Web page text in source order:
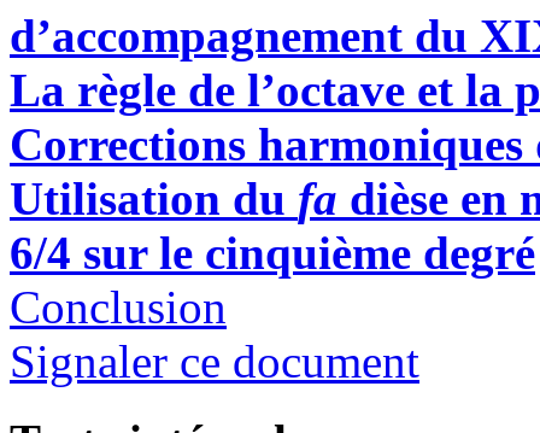
d’accompagnement du
La règle de l’octave et la
Corrections harmoniques
Utilisation du fa dièse en
6/4 sur le cinquième degré
Conclusion
Signaler ce document